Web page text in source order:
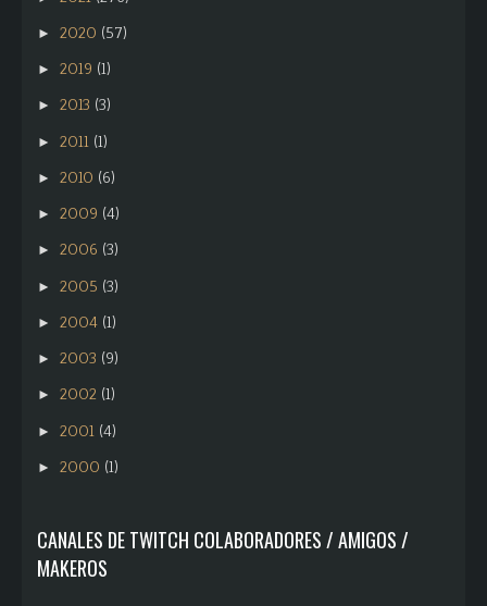
► 2020 (57)
► 2019 (1)
► 2013 (3)
► 2011 (1)
► 2010 (6)
► 2009 (4)
► 2006 (3)
► 2005 (3)
► 2004 (1)
► 2003 (9)
► 2002 (1)
► 2001 (4)
► 2000 (1)
CANALES DE TWITCH COLABORADORES / AMIGOS /
MAKEROS